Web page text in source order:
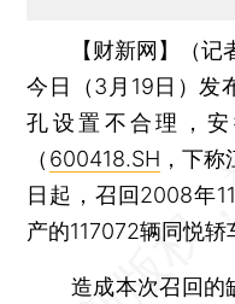
【财新网】（记
今日（3月19日）发
孔设置不合理，
（ 600418.SH ，下
日起，召回2008年
产的117072辆同悦轿
造成本次召回的